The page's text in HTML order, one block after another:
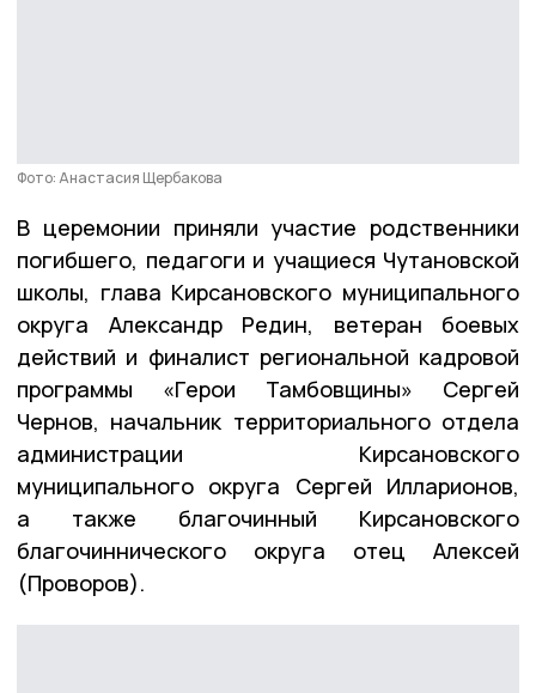
Фото: Анастасия Щербакова
В церемонии приняли участие родственники
погибшего, педагоги и учащиеся Чутановской
школы, глава Кирсановского муниципального
округа Александр Редин, ветеран боевых
действий и финалист региональной кадровой
программы «Герои Тамбовщины» Сергей
Чернов, начальник территориального отдела
администрации Кирсановского
муниципального округа Сергей Илларионов,
а также благочинный Кирсановского
благочиннического округа отец Алексей
(Проворов).